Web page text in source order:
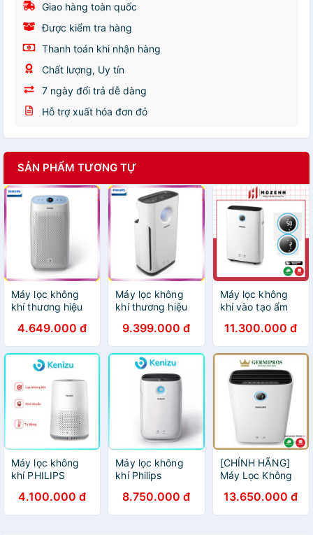
Giao hàng toàn quốc
Được kiểm tra hàng
Thanh toán khi nhận hàng
Chất lượng, Uy tín
7 ngày đổi trả dễ dàng
Hỗ trợ xuất hóa đơn đỏ
SẢN PHẨM TƯƠNG TỰ
Máy lọc không
khí thương hiệu
AC1216/00 -
Công suất: 50W
- Điện áp: 220V -
Hàng Nhập Khẩu
4.649.000 đ
Máy lọc không
khí thương hiệu
AC3256/00 -
Công suất: 60W
- Điện áp: 220V -
Hàng Nhập Khẩu
9.399.000 đ
Máy lọc không
khí vào tạo ẩm
AC2729/11 [nhập
Đức chính hãng]
11.300.000 đ
Máy lọc không
khí PHILIPS
SERIES 800
[Hàng nhập
4.100.000 đ
Máy lọc không
khí Philips
2000 [Hàng Đức]
8.750.000 đ
[CHÍNH HÃNG]
Máy Lọc Không
2729/11
13.650.000 đ